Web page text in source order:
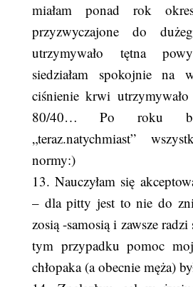
miałam ponad rok
przyzwyczajone do
utrzymywało tętna
siedziałam spokojnie na
ciśnienie krwi
80/40… Po roku
„teraz.natychmiast”
normy:)
13. Nauczyłam się
– dla pitty jest to nie do
zosią -samosią i zawsze
tym przypadku pomoc
chłopaka (a obecnie męża)